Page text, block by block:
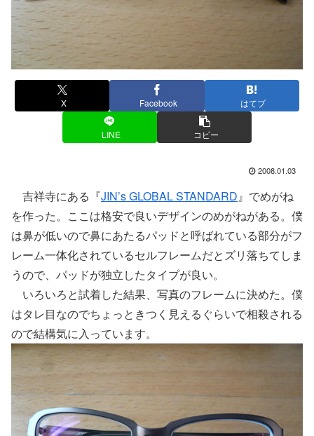
X Facebook はてブ
LINE コピー
2008.01.03
吉祥寺にある『JIN’s GLOBAL STANDARD』でめがね
を作った。ここは格安で良いデザインのめがねがある。僕
は鼻が低いので鼻にあたるパッドと呼ばれている部分がフ
レーム一体化されているセルフレームだとズリ落ちてしま
うので、パッドが独立したタイプが良い。
いろいろと試着した結果、写真のフレームに決めた。僕
はタレ目なのでちょっときつく見えるぐらいで相殺される
ので結構気に入っています。